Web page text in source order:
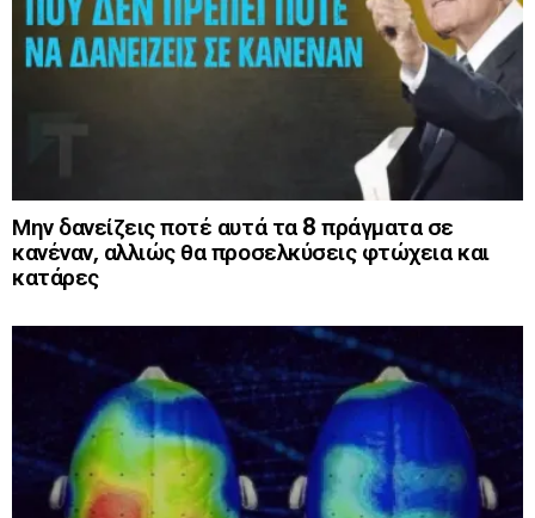
Μην δανείζεις ποτέ αυτά τα 8 πράγματα σε
κανέναν, αλλιώς θα προσελκύσεις φτώχεια και
κατάρες